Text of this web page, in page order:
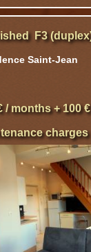
F3
Saint-Jean
/ months + 100
charges